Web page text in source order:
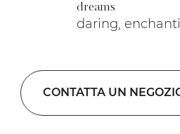
dreams
daring,
CONTATTA UN